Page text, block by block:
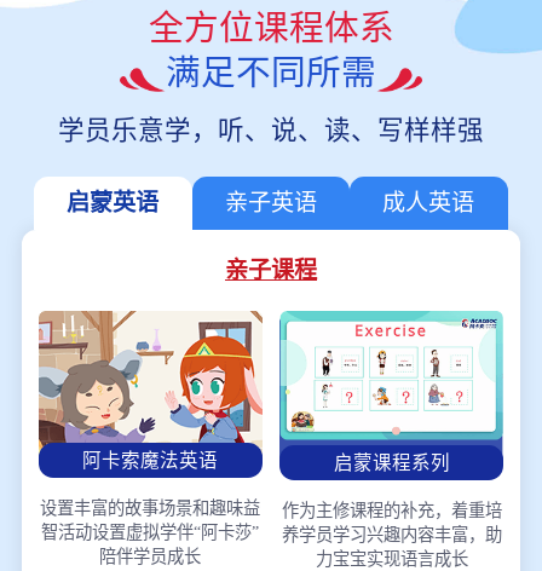
全方位课程体系
满足不同所需
学员乐意学，听、说、读、写样样强
启蒙英语 亲子英语 成人英语
亲子课程
阿卡索魔法英语
设置丰富的故事场景和趣味益
智活动设置虚拟学伴“阿卡莎”
陪伴学员成长
启蒙课程系列
作为主修课程的补充，着重培
养学员学习兴趣内容丰富，助
力宝宝实现语言成长